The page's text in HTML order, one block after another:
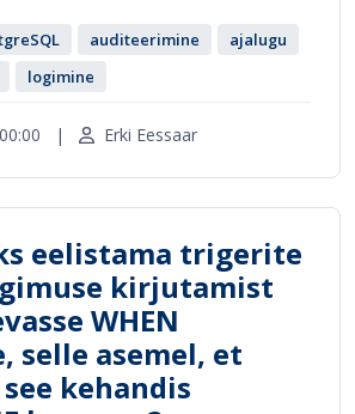
auditeerimine
ajalugu
logimine
| Erki Eessaar
eelistama trigerite
kirjutamist
WHEN
selle asemel, et
kehandis